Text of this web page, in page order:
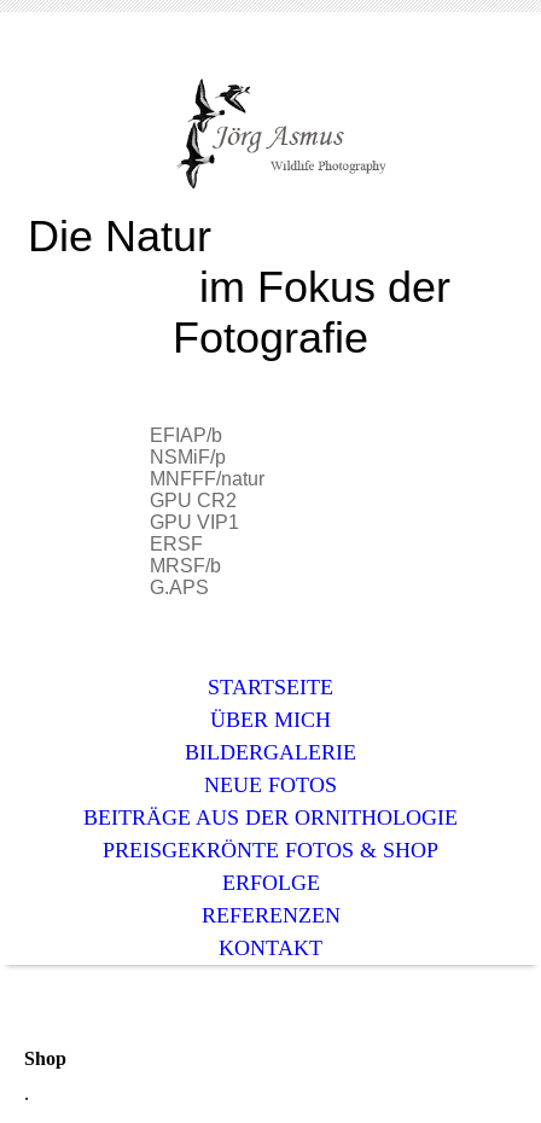
Die Natur
im Fokus der
Fotografie
EFIAP/b
NSMiF/p
MNFFF/natur
GPU CR2
GPU VIP1
ERSF
MRSF/b
G.APS
STARTSEITE
ÜBER MICH
BILDERGALERIE
NEUE FOTOS
BEITRÄGE AUS DER ORNITHOLOGIE
PREISGEKRÖNTE FOTOS & SHOP
ERFOLGE
REFERENZEN
KONTAKT
Shop
.